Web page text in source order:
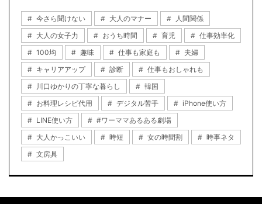
今さら聞けない 大人のマナー
人間関係
大人の女子力
おうち時間 育児
仕事効率化
100均
趣味 仕事も家庭も
夫婦
キャリアアップ
診断
仕事もおしゃれも
川口ゆかりの丁寧な暮らし
韓国
お料理レシピ代用
デジタル苦手
iPhone使い方
LINE使い方
#ワーママあるある劇場
大人かっこいい
時短 女の時間割
時事ネタ
文房具